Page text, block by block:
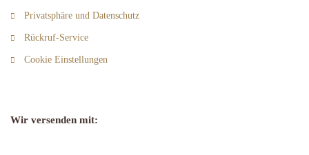
Privatsphäre und Datenschutz
Rückruf-Service
Cookie Einstellungen
Wir versenden mit: